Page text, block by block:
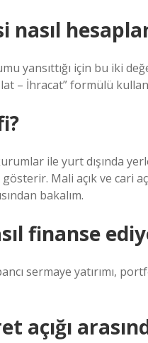
yansıttığı için bu iki
– İhracat” formülü
ile yurt dışında
gösterir. Mali açık ve
bakalım.
finanse
sermaye yatırımı,
açığı